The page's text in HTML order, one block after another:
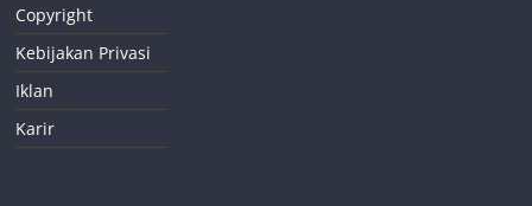
Copyright
Kebijakan Privasi
Iklan
Karir